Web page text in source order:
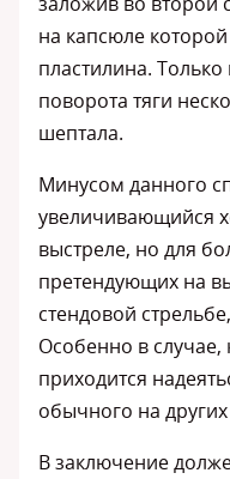
на капсюле
пластилина.
поворота тяги
шептала.
Минусом данного
увеличивающийся
выстреле, но для
претендующих на
стендовой
Особенно в
приходится
обычного на
В заключение